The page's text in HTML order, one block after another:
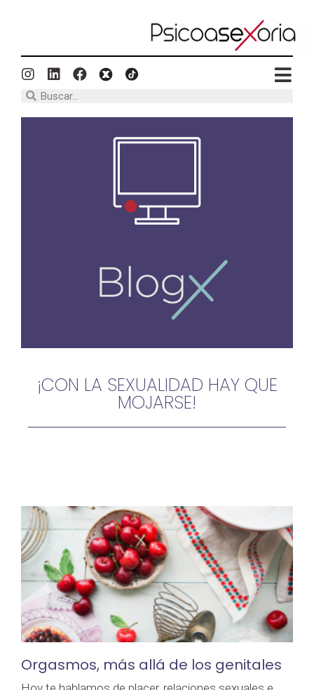
¡CON LA SEXUALIDAD HAY QUE
MOJARSE!
Orgasmos, más allá de los genitales